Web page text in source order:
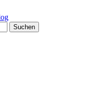
Humanities
digital humanities